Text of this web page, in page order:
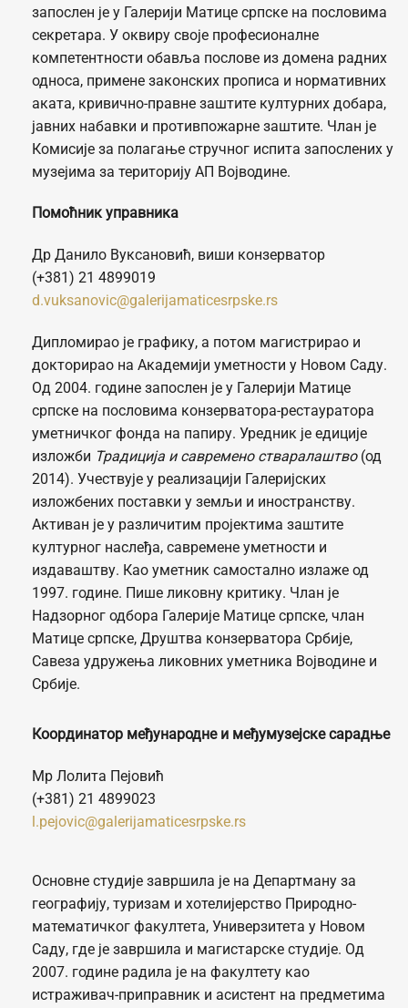
запослен је у Галерији Матице српске на пословима
секретара. У оквиру своје професионалне
компетентности обавља послове из домена радних
односа, примене законских прописа и нормативних
аката, кривично-правне заштите културних добара,
јавних набавки и противпожарне заштите. Члан је
Комисије за полагање стручног испита запослених у
музејима за територију АП Војводине.
Помоћник управника
Др Данило Вуксановић, виши конзерватор
(+381) 21 4899019
d.vuksanovic@galerijamaticesrpske.rs
Дипломирао је графику, а потом магистрирао и
докторирао на Академији уметности у Новом Саду.
Од 2004. године запослен је у Галерији Матице
српске на пословима конзерватора-рестауратора
уметничког фонда на папиру. Уредник је едиције
изложби Традиција и савремено стваралаштво(од
2014). Учествује у реализацији Галеријских
изложбених поставки у земљи и иностранству.
Активан је у различитим пројектима заштите
културног наслеђа, савремене уметности и
издаваштву. Као уметник самостално излаже од
1997. године. Пише ликовну критику. Члан је
Надзорног одбора Галерије Матице српске, члан
Матице српске, Друштва конзерватора Србије,
Савеза удружења ликовних уметника Војводине и
Србије.
Координатор међународне и међумузејске сарадње
Мр Лолита Пејовић
(+381) 21 4899023
l.pejovic@galerijamaticesrpske.rs
Основне студије завршила је на Департману за
географију, туризам и хотелијерство Природно-
математичког факултета, Универзитета у Новом
Саду, где је завршила и магистарске студије. Од
2007. године радила је на факултету као
истраживач-приправник и асистент на предметима